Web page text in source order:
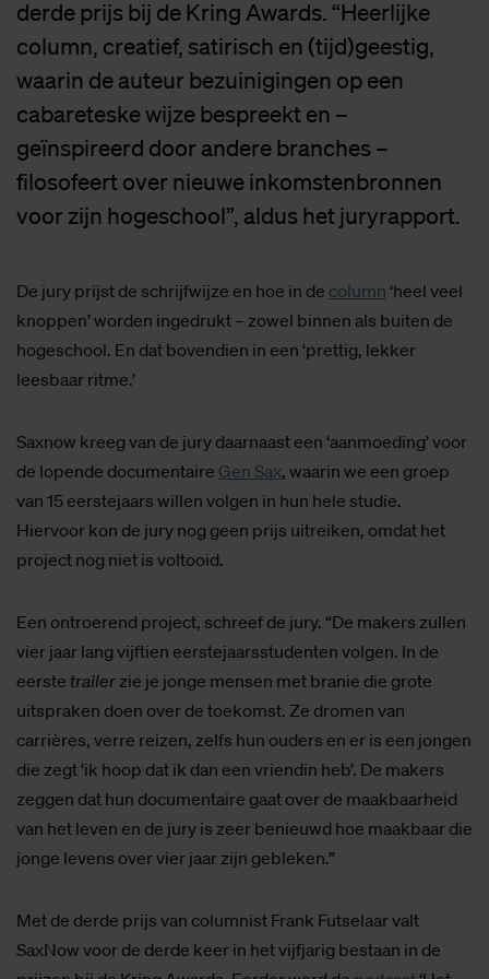
derde prijs bij de Kring Awards. “Heerlijke
column, creatief, satirisch en (tijd)geestig,
waarin de auteur bezuinigingen op een
cabareteske wijze bespreekt en –
geïnspireerd door andere branches –
filosofeert over nieuwe inkomstenbronnen
voor zijn hogeschool”, aldus het juryrapport.
De jury prijst de schrijfwijze en hoe in de column ‘heel veel
knoppen’ worden ingedrukt – zowel binnen als buiten de
hogeschool. En dat bovendien in een ‘prettig, lekker
leesbaar ritme.’
Saxnow kreeg van de jury daarnaast een ‘aanmoeding’ voor
de lopende documentaire Gen Sax, waarin we een groep
van 15 eerstejaars willen volgen in hun hele studie.
Hiervoor kon de jury nog geen prijs uitreiken, omdat het
project nog niet is voltooid.
Een ontroerend project, schreef de jury. “De makers zullen
vier jaar lang vijftien eerstejaarsstudenten volgen. In de
eerste trailer zie je jonge mensen met branie die grote
uitspraken doen over de toekomst. Ze dromen van
carrières, verre reizen, zelfs hun ouders en er is een jongen
die zegt ‘ik hoop dat ik dan een vriendin heb’. De makers
zeggen dat hun documentaire gaat over de maakbaarheid
van het leven en de jury is zeer benieuwd hoe maakbaar die
jonge levens over vier jaar zijn gebleken.”
Met de derde prijs van columnist Frank Futselaar valt
SaxNow voor de derde keer in het vijfjarig bestaan in de